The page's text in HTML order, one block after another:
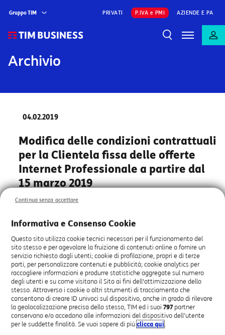
Gruppo TIM PRIVATI P.IVA e PMI AZIENDE E PA
Archivio
04.02.2019
Modifica delle condizioni contrattuali
per la Clientela fissa delle offerte
Internet Professionale a partire dal
15 marzo 2019
caratterizzato da un crescente fabbisogno di
investimenti per l’innovazione delle piattaforme di
rete e tecnologiche, al fine di garantire standard di
qualità sempre più adeguati alle mutate esigenze dei
Clienti,l’abbonamento mensile– esposto in fattura
nella sezione “Contributi e Abbonamenti” – dell’offerta
Internet Professionale in tecnologia ADSL, HDSL o
VDSL, attivata da Professionisti e Clienti con Partita
IVA entro il 31 dicembre 2018,aumenterà del 10%
Inoltre, nel caso in cui il Cliente abbia in uso un router
fornito in noleggio da TIM, il canone mensile del
Informativa e Consenso Cookie
Questo sito utilizza cookie tecnici necessari per il funzionamento del
sito stesso e per agevolare la fruizione di contenuti online o fornire un
servizio richiesto dagli utenti; cookie di profilazione, propri e di terze
parti, per personalizzare contenuti e pubblicità; cookie analytics per
raccogliere informazioni e produrre statistiche aggregate sul numero
degli utenti e su come visitano il Sito ai fini dell'ottimizzazione dello
stesso. Attraverso i cookie o altri strumenti di tracciamento che
consentono di creare ID univoci sul dispositivo, anche in grado di rilevare
la geolocalizzazione precisa dello stesso, TIM ed i suoi 797partner
conservano e/o accedono alle informazioni del dispositivo dell’utente
per le suddette finalità. Se vuoi sapere di più clicca qui.
Continua senza accettare